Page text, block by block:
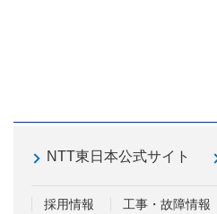
NTT東日本公式サイト
採用情報 工事・故障情報